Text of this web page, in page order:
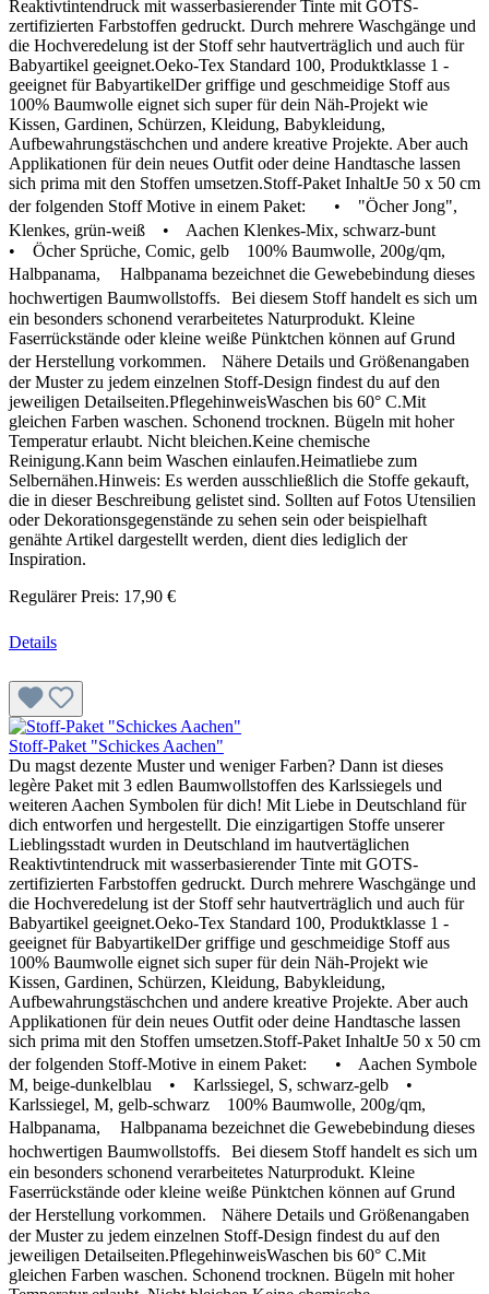
Reaktivtintendruck mit wasserbasierender Tinte mit GOTS-
zertifizierten Farbstoffen gedruckt. Durch mehrere Waschgänge und
die Hochveredelung ist der Stoff sehr hautverträglich und auch für
Babyartikel geeignet.Oeko-Tex Standard 100, Produktklasse 1 -
geeignet für BabyartikelDer griffige und geschmeidige Stoff aus
100% Baumwolle eignet sich super für dein Näh-Projekt wie
Kissen, Gardinen, Schürzen, Kleidung, Babykleidung,
Aufbewahrungstäschchen und andere kreative Projekte. Aber auch
Applikationen für dein neues Outfit oder deine Handtasche lassen
sich prima mit den Stoffen umsetzen.Stoff-Paket InhaltJe 50 x 50 cm
der folgenden Stoff Motive in einem Paket: • "Öcher Jong",
Klenkes, grün-weiß • Aachen Klenkes-Mix, schwarz-bunt
• Öcher Sprüche, Comic, gelb 100% Baumwolle, 200g/qm,
Halbpanama, Halbpanama bezeichnet die Gewebebindung dieses
hochwertigen Baumwollstoffs. Bei diesem Stoff handelt es sich um
ein besonders schonend verarbeitetes Naturprodukt. Kleine
Faserrückstände oder kleine weiße Pünktchen können auf Grund
der Herstellung vorkommen. Nähere Details und Größenangaben
der Muster zu jedem einzelnen Stoff-Design findest du auf den
jeweiligen Detailseiten.PflegehinweisWaschen bis 60° C.Mit
gleichen Farben waschen. Schonend trocknen. Bügeln mit hoher
Temperatur erlaubt. Nicht bleichen.Keine chemische
Reinigung.Kann beim Waschen einlaufen.Heimatliebe zum
Selbernähen.Hinweis: Es werden ausschließlich die Stoffe gekauft,
die in dieser Beschreibung gelistet sind. Sollten auf Fotos Utensilien
oder Dekorationsgegenstände zu sehen sein oder beispielhaft
genähte Artikel dargestellt werden, dient dies lediglich der
Inspiration.
Regulärer Preis: 17,90 €
Details
Stoff-Paket "Schickes Aachen"
Du magst dezente Muster und weniger Farben? Dann ist dieses
legère Paket mit 3 edlen Baumwollstoffen des Karlssiegels und
weiteren Aachen Symbolen für dich! Mit Liebe in Deutschland für
dich entworfen und hergestellt. Die einzigartigen Stoffe unserer
Lieblingsstadt wurden in Deutschland im hautvertäglichen
Reaktivtintendruck mit wasserbasierender Tinte mit GOTS-
zertifizierten Farbstoffen gedruckt. Durch mehrere Waschgänge und
die Hochveredelung ist der Stoff sehr hautverträglich und auch für
Babyartikel geeignet.Oeko-Tex Standard 100, Produktklasse 1 -
geeignet für BabyartikelDer griffige und geschmeidige Stoff aus
100% Baumwolle eignet sich super für dein Näh-Projekt wie
Kissen, Gardinen, Schürzen, Kleidung, Babykleidung,
Aufbewahrungstäschchen und andere kreative Projekte. Aber auch
Applikationen für dein neues Outfit oder deine Handtasche lassen
sich prima mit den Stoffen umsetzen.Stoff-Paket InhaltJe 50 x 50 cm
der folgenden Stoff-Motive in einem Paket: • Aachen Symbole
M, beige-dunkelblau • Karlssiegel, S, schwarz-gelb •
Karlssiegel, M, gelb-schwarz 100% Baumwolle, 200g/qm,
Halbpanama, Halbpanama bezeichnet die Gewebebindung dieses
hochwertigen Baumwollstoffs. Bei diesem Stoff handelt es sich um
ein besonders schonend verarbeitetes Naturprodukt. Kleine
Faserrückstände oder kleine weiße Pünktchen können auf Grund
der Herstellung vorkommen. Nähere Details und Größenangaben
der Muster zu jedem einzelnen Stoff-Design findest du auf den
jeweiligen Detailseiten.PflegehinweisWaschen bis 60° C.Mit
gleichen Farben waschen. Schonend trocknen. Bügeln mit hoher